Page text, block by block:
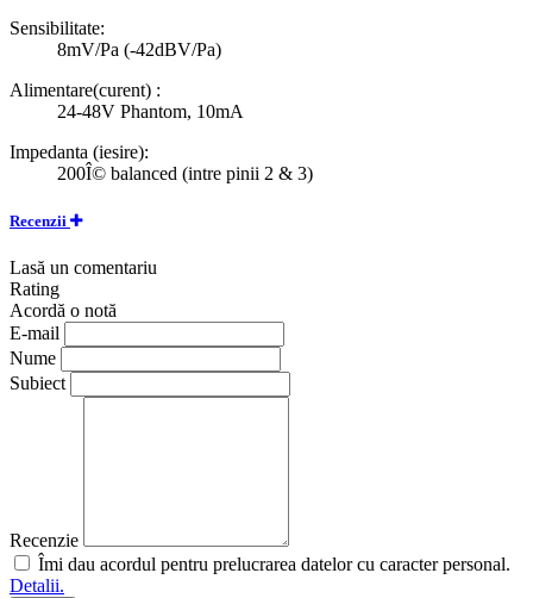
Sensibilitate:
8mV/Pa (-42dBV/Pa)
Alimentare(curent) :
24-48V Phantom, 10mA
Impedanta (iesire):
200Î© balanced (intre pinii 2 & 3)
Recenzii
Lasă un comentariu
Rating
Acordă o notă
E-mail
Nume
Subiect
Recenzie
Îmi dau acordul pentru prelucrarea datelor cu caracter personal.
Detalii.